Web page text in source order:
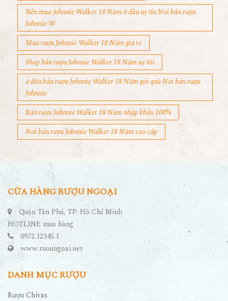
Nên mua Johnnie Walker 18 Năm ở đâu uy tín Nơi bán rượu
Johnnie W
Mua rượu Johnnie Walker 18 Năm giá rẻ
Shop bán rượu Johnnie Walker 18 Năm uy tín
ở đâu bán rượu Johnnie Walker 18 Năm gói quà Nơi bán rượu
Johnnie
Bán rượu Johnnie Walker 18 Năm nhập khẩu 100%
Nơi bán rượu Johnnie Walker 18 Năm cao cấp
CỬA HÀNG RƯỢU NGOẠI
Quận Tân Phú, TP. Hồ Chí Minh
HOTLINE mua hàng
0972.12345.1
www.ruoungoai.net
DANH MỤC RƯỢU
Rượu Chivas